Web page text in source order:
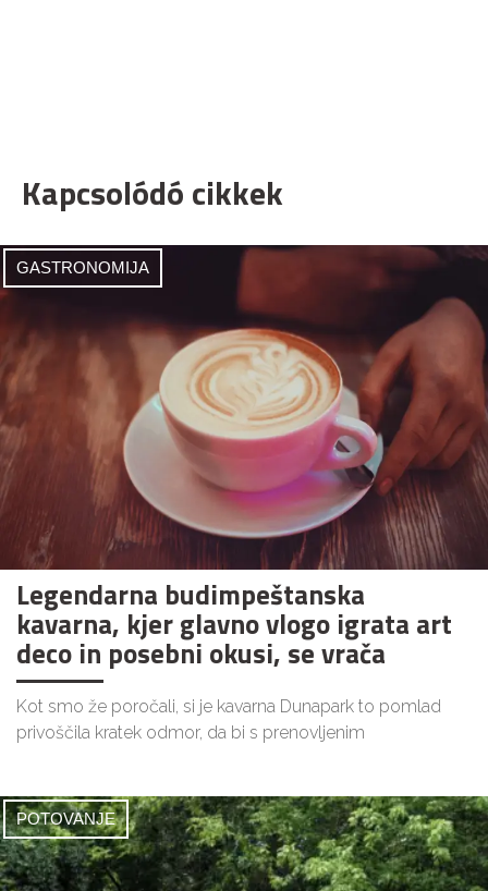
Kapcsolódó cikkek
GASTRONOMIJA
Legendarna budimpeštanska
kavarna, kjer glavno vlogo igrata art
deco in posebni okusi, se vrača
Kot smo že poročali, si je kavarna Dunapark to pomlad
privoščila kratek odmor, da bi s prenovljenim
POTOVANJE